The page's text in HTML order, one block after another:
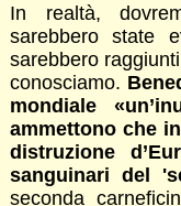
In realtà,
sarebbero state
sarebbero
conosciamo.
mondiale
ammettono che
distruzione
sanguinari del
seconda